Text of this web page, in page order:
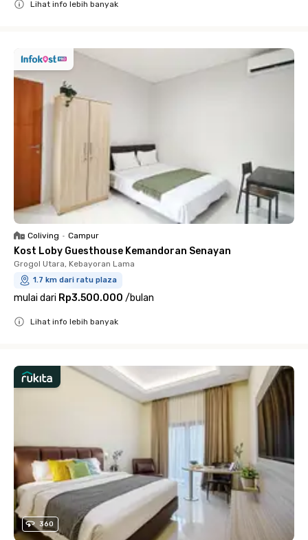
Lihat info lebih banyak
Coliving • Campur
Kost Loby Guesthouse Kemandoran Senayan
Grogol Utara, Kebayoran Lama
1.7 km dari ratu plaza
mulai dari Rp3.500.000 /bulan
Lihat info lebih banyak
360